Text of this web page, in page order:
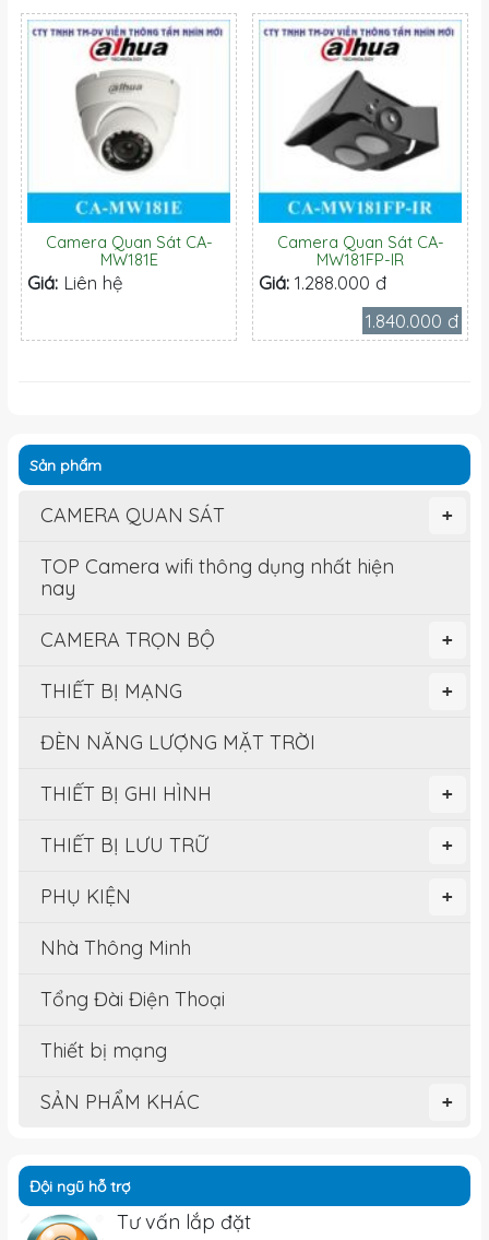
Camera Quan Sát CA-
MW181E
Giá: Liên hệ
Camera Quan Sát CA-
MW181FP-IR
Giá: 1.288.000 đ
1.840.000 đ
Sản phẩm
+
CAMERA QUAN SÁT
TOP Camera wifi thông dụng nhất hiện
nay
+
CAMERA TRỌN BỘ
+
THIẾT BỊ MẠNG
ĐÈN NĂNG LƯỢNG MẶT TRỜI
+
THIẾT BỊ GHI HÌNH
+
THIẾT BỊ LƯU TRỮ
+
PHỤ KIỆN
Nhà Thông Minh
Tổng Đài Điện Thoại
Thiết bị mạng
+
SẢN PHẨM KHÁC
Đội ngũ hỗ trợ
Tư vấn lắp đặt